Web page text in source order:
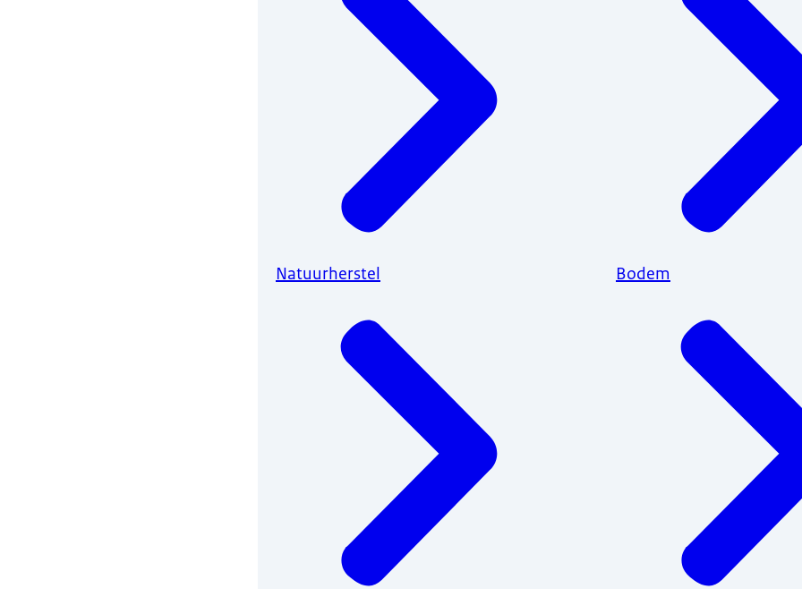
Natuurherstel Bodem